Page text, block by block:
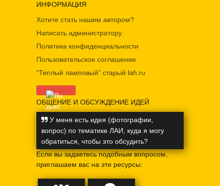
ИНФОРМАЦИЯ
Хотите стать нашим автором?
Написать администратору
Политика конфиденциальности
Пользовательское соглашение
“Теплый ламповый” старый lah.ru
ОБЩЕНИЕ И ОБСУЖДЕНИЕ ИДЕЙ
У меня есть идея (фотографии,
вопрос) по тематике ЛАИ, куда я могу
обратиться, чтобы это обсудить?
Если вы задаетесь подобным вопросом,
приглашаем вас на эти ресурсы: